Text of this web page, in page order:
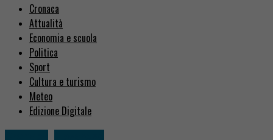
Cronaca
Attualità
Economia e scuola
Politica
Sport
Cultura e turismo
Meteo
Edizione Digitale